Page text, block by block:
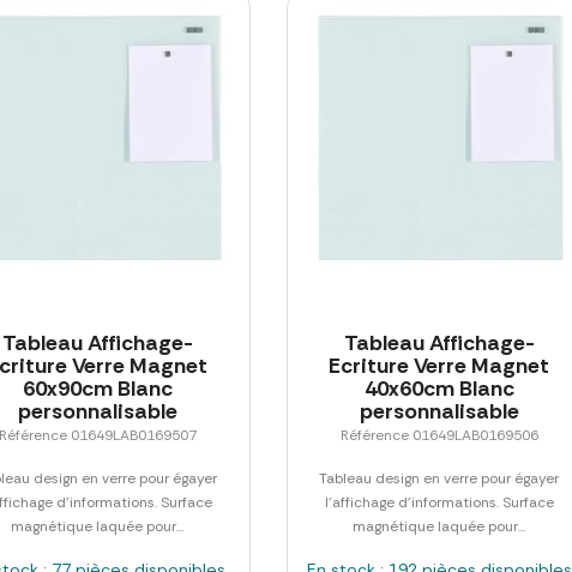
Tableau Affichage-
Verre Magnet
60x90cm Blanc
personnalisable
01649LAB0169507
design en verre pour égayer
d'informations. Surface
magnétique laquée pour...
Tableau Affichage-
Ecriture Verre Magnet
40x60cm Blanc
personnalisable
Référence 01649LAB0169506
Tableau design en verre pour égayer
l'affichage d'informations. Surface
magnétique laquée pour...